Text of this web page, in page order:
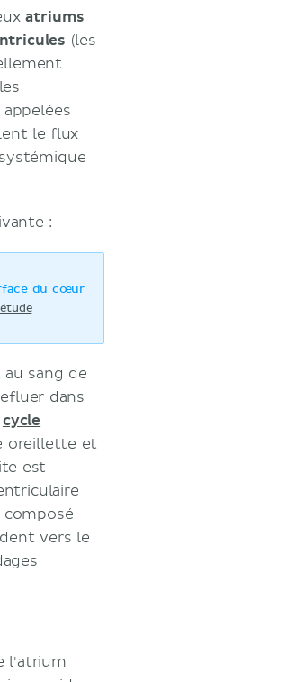
atriums
(les
le flux
:
du cœur
sang de
dans
cycle
oreillette et
est
composé
vers le
l'atrium